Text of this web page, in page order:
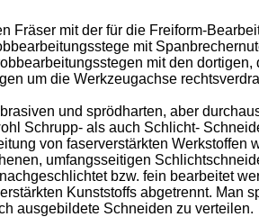
Fräser mit der für die Freiform-
mit
mit den
um die Werkzeugachse
und sprödharten, aber
Schrupp- als auch Schlicht-
von faserverstärkten
umfangsseitigen
bzw. fein bearbeitet
Kunststoffs abgetrennt.
ausgebildete Schneiden zu verteilen.